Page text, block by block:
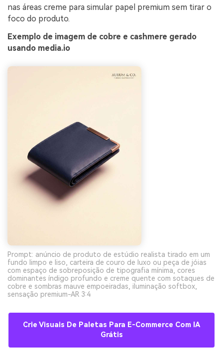
nas áreas creme para simular papel premium sem tirar o
foco do produto.
Exemplo de imagem de cobre e cashmere gerado
usando media.io
Prompt: anúncio de produto de estúdio realista tirado em um
fundo limpo e liso, carteira de couro de luxo ou peça de jóias
com espaço de sobreposição de tipografia mínima, cores
dominantes índigo profundo e creme quente com sotaques de
cobre e sombras mauve empoeiradas, iluminação softbox,
sensação premium-AR 3:4
Crie Visuais De Paletas Para E-Commerce Com IA
Grátis